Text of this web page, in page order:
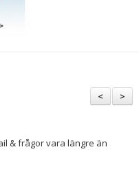
>
<
& frågor vara längre än